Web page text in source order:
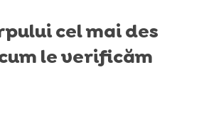
cel mai des
le verificăm